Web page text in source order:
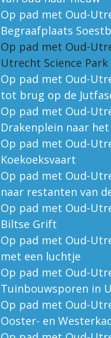
Op pad met Oud-
Begraafplaats
Op pad met Oud-
Utrecht Science Park
Op pad met Oud-
tot brug op de
Op pad met Oud-
Drakenplein naar
Op pad met Oud-
Koekoeksvaart
Op pad met Oud-
naar restanten van
Op pad met Oud-
Biltse Grift
Op pad met Oud-
met een luchtje
Op pad met Oud-
Tuinbouwsporen in
Op pad met Oud-
Ooster- en